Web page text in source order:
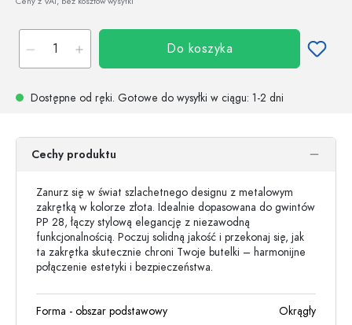
Do koszyka
Dostępne od ręki. Gotowe do wysyłki w ciągu: 1-2 dni
Cechy produktu
Zanurz się w świat szlachetnego designu z metalowym
zakrętką w kolorze złota. Idealnie dopasowana do gwintów
PP 28, łączy stylową elegancję z niezawodną
funkcjonalnością. Poczuj solidną jakość i przekonaj się, jak
ta zakrętka skutecznie chroni Twoje butelki – harmonijne
połączenie estetyki i bezpieczeństwa.
Forma - obszar podstawowy Okrągły